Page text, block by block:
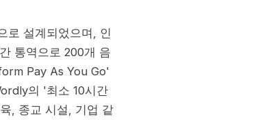
로 설계되었으며, 인
통역으로 200개 음
Pay As You Go'
의 '최소 10시간
, 종교 시설, 기업 같